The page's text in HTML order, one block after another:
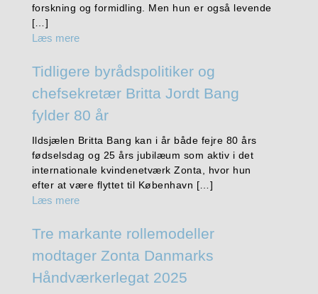
forskning og formidling. Men hun er også levende
[…]
Læs mere
Tidligere byrådspolitiker og
chefsekretær Britta Jordt Bang
fylder 80 år
Ildsjælen Britta Bang kan i år både fejre 80 års
fødselsdag og 25 års jubilæum som aktiv i det
internationale kvindenetværk Zonta, hvor hun
efter at være flyttet til København […]
Læs mere
Tre markante rollemodeller
modtager Zonta Danmarks
Håndværkerlegat 2025